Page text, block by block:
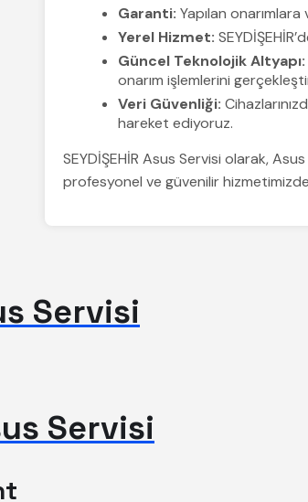
Garanti: Yapılan
Yerel Hizmet:
Güncel Teknolojik Altyapı:
onarım işlemlerini
Veri Güvenliği:
hareket ediyoruz.
SEYDİŞEHİR Asus Servisi olarak,
profesyonel ve güvenilir
Servisi
Servisi